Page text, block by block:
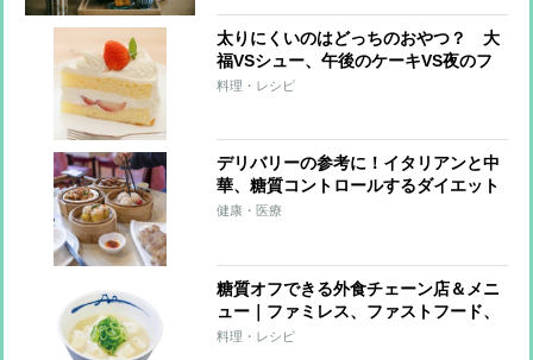
太りにくいのはどっちのおやつ？ 大
福VSシュー、午後のケーキVS夜のフ
ルーツ他
料理・レシピ
デリバリーの参考に！イタリアンと中
華、糖質コントロールするダイエット
中のメニューの選び方
健康・医療
糖質オフできる外食チェーン店＆メニ
ュー｜ファミレス、ファストフード、
ラーメン店も！
料理・レシピ